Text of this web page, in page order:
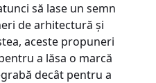
să lase un semn
de arhitectură și
aceste propuneri
a lăsa o marcă
decât pentru a